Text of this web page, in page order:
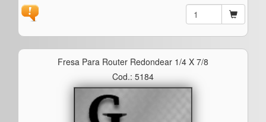
Fresa Para Router Redondear 1/4 X 7/8
Cod.: 5184